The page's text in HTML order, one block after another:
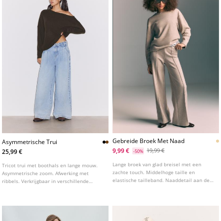
Asymmetrische Trui
25,99 €
Tricot trui met boothals en lange mouw.
Asymmetrische zoom. Afwerking met
ribbels. Verkrijgbaar in verschillende
Gebreide Broek Met Naad
9,99 €
-50% 19,99 €
Lange broek van glad breisel met een
zachte touch. Middelhoge taille en
elastische tailleband. Naaddetail aan de